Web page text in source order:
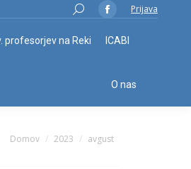
Search:
Facebook
page
new
window
Prijava
profesorjev na Reki ICABI
O nas
You are here:
Domov 2023 avgust